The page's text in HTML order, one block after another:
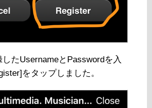
たUsernameとPasswordを入
をタップしました。